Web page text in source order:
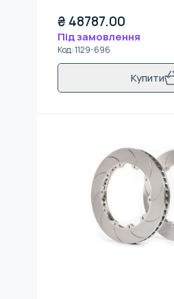
₴ 48787.00
Під замовлення
Код:1129-696
Купити